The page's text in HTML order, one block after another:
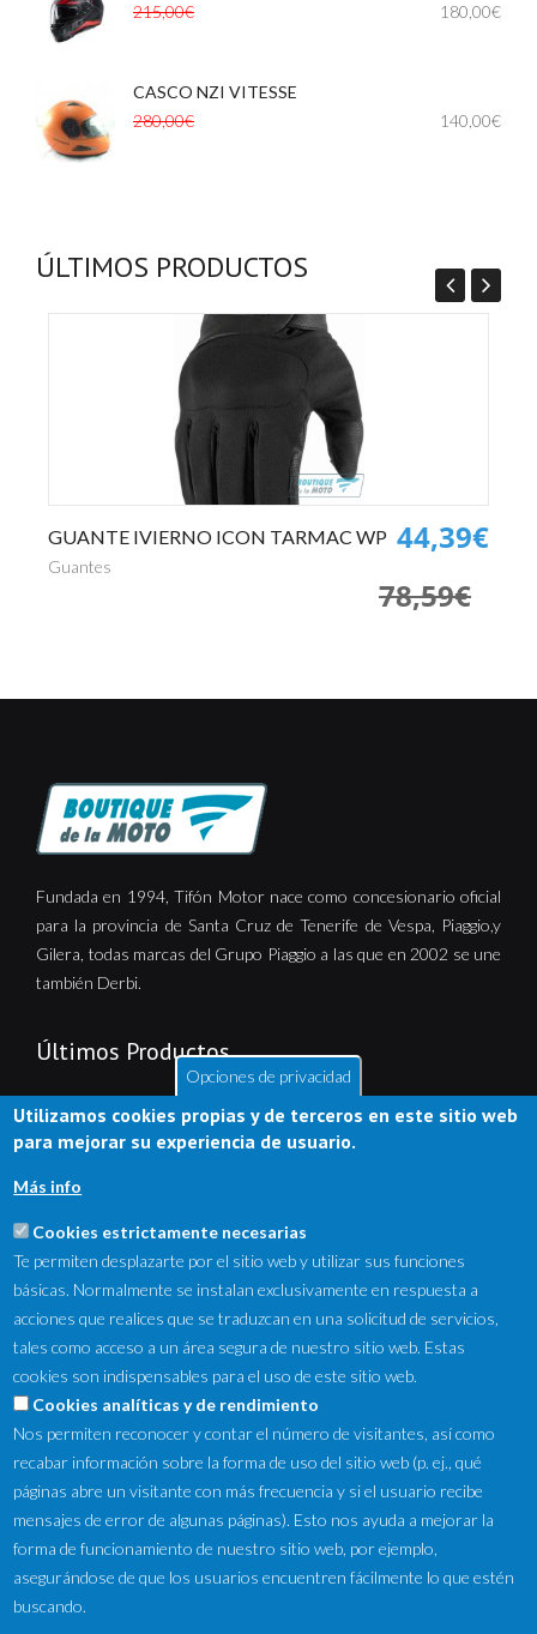
215,00€
180,00€
CASCO NZI VITESSE
280,00€
140,00€
ÚLTIMOS PRODUCTOS
GUANTE IVIERNO ICON TARMAC WP
Guantes
44,39€
78,59€
Fundada en 1994, Tifón Motor nace como concesionario oficial
para la provincia de Santa Cruz de Tenerife de Vespa, Piaggio,y
Gilera, todas marcas del Grupo Piaggio a las que en 2002 se une
también Derbi.
Últimos Productos
NewsLetter
Opciones de privacidad
Utilizamos cookies propias y de terceros en este sitio web
para mejorar su experiencia de usuario.
Más info
Cookies estrictamente necesarias
Te permiten desplazarte por el sitio web y utilizar sus funciones
básicas. Normalmente se instalan exclusivamente en respuesta a
acciones que realices que se traduzcan en una solicitud de servicios,
tales como acceso a un área segura de nuestro sitio web. Estas
cookies son indispensables para el uso de este sitio web.
Cookies analíticas y de rendimiento
Nos permiten reconocer y contar el número de visitantes, así como
recabar información sobre la forma de uso del sitio web (p. ej., qué
páginas abre un visitante con más frecuencia y si el usuario recibe
mensajes de error de algunas páginas). Esto nos ayuda a mejorar la
forma de funcionamiento de nuestro sitio web, por ejemplo,
asegurándose de que los usuarios encuentren fácilmente lo que estén
buscando.